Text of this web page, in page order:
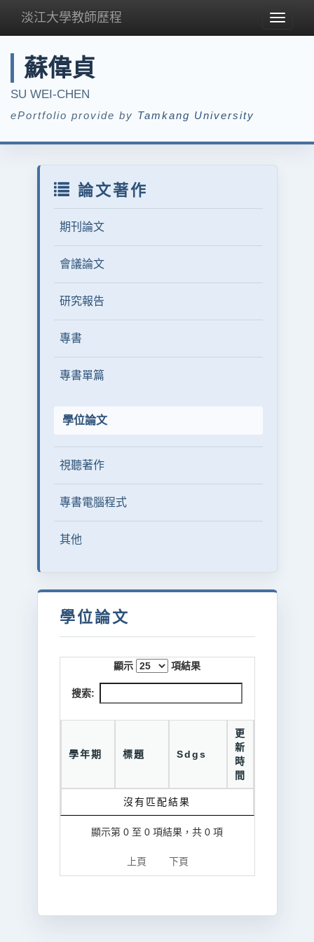
Toggle
淡江大學教師歷程
蘇偉貞
SU WEI-CHEN
ePortfolio provide by Tamkang University
論文著作
期刊論文
會議論文
研究報告
專書
專書單篇
學位論文
視聽著作
專書電腦程式
其他
學位論文
顯示 項結果
搜索:
學年期 標題 Sdgs
更
新
時
間
沒有匹配結果
顯示第 0 至 0 項結果，共 0 項
上頁 下頁